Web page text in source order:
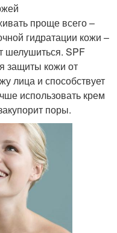
проще всего –
гидратации кожи –
шелушиться. SPF
защиты кожи от
лица и способствует
использовать крем
поры.